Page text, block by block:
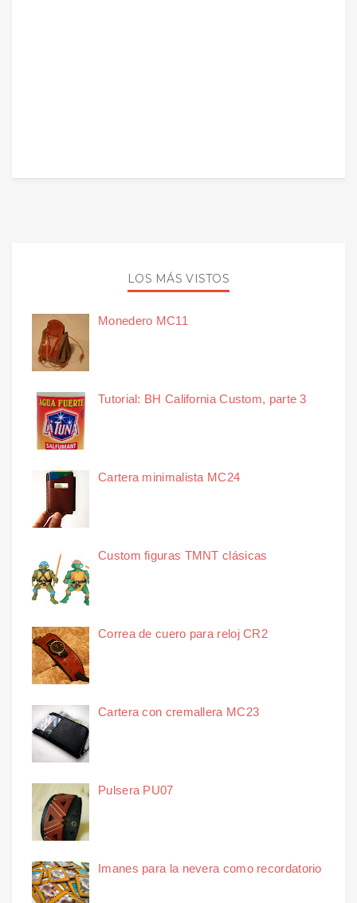
LOS MÁS VISTOS
Monedero MC11
Tutorial: BH California Custom, parte 3
Cartera minimalista MC24
Custom figuras TMNT clásicas
Correa de cuero para reloj CR2
Cartera con cremallera MC23
Pulsera PU07
Imanes para la nevera como recordatorio